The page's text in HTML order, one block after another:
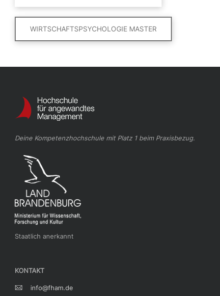
WIRTSCHAFTSPSYCHOLOGIE MASTER
Deine Kompetenzhochschule mit Platz 1 beim Praxisbezug.
Staatlich anerkannt
KONTAKT
info@fham.de